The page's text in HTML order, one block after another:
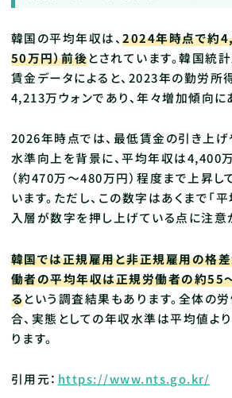
韓国の平均年収は、2024年時点で約
50万円）前後とされています。韓国統
賃金データによると、2023年の勤労所
4,213万ウォンであり、年々増加傾向に
2026年時点では、最低賃金の引き上
水準向上を背景に、平均年収は4,400
（約470万〜480万円）程度まで上昇し
います。ただし、この数字はあくまで「
入層が数字を押し上げている点に注意
韓国では正規雇用と非正規雇用の格差
働者の平均年収は正規労働者の約55
るという調査結果もあります。全体の
合、実態としての年収水準は平均値よ
ります。
引用元： https://www.nts.go.kr/